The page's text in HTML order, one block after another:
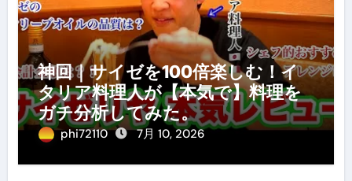
神回｜サイゼを100倍楽しむ！イ
タリア料理人が【本気で】料理を
ガチ分析してみた。
phi72110 7月 10, 2026